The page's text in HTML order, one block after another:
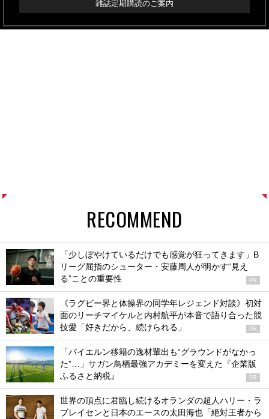
雑誌定期購読のご案内
RECOMMEND
「少しぼやけているだけでも感覚が狂ってきます」B
リーグ屈指のシューター・安藤周人が明かす“見え
る”ことの重要性
PR
《ラグビー界と体操界の同学年レジェンド対談》初対
面のリーチマイケルと内村航平が本音で語り合った競
技愛「好きだから、続けられる」
PR
「バイエルン移籍の逸材輩出も“グラウンドがなかっ
た”…」サガン鳥栖最強アカデミーを変えた『企業版
ふるさと納税』
PR
世界の頂点に君臨し続けるオランダの超人ハリー・ラ
ブレイセンと日本のエースの太田海也「絶対王者から